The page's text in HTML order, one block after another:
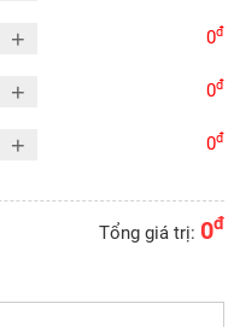
+ 0đ
+ 0đ
+ 0đ
Tổng giá trị: 0đ